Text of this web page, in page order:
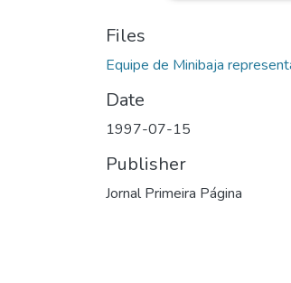
Files
Equipe de Minibaja
Date
1997-07-15
Publisher
Jornal Primeira Página